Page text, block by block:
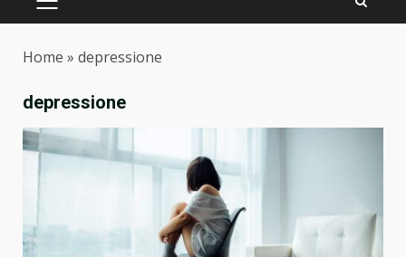
PRIMARY
Home » depressione
depressione